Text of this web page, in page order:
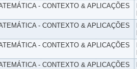
- CONTEXTO & APLICAÇÕES
- CONTEXTO & APLICAÇÕES
- CONTEXTO & APLICAÇÕES
- CONTEXTO & APLICAÇÕES